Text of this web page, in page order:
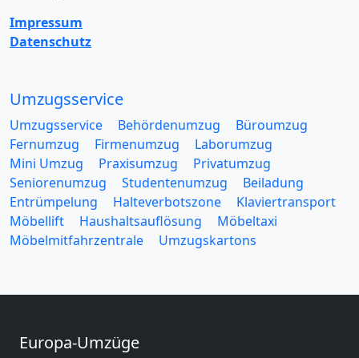
Impressum
Datenschutz
Umzugsservice
Umzugsservice Behördenumzug
Büroumzug
Fernumzug
Firmenumzug
Laborumzug
Mini Umzug
Praxisumzug
Privatumzug
Seniorenumzug
Studentenumzug
Beiladung
Entrümpelung
Halteverbotszone
Klaviertransport
Möbellift
Haushaltsauflösung
Möbeltaxi
Möbelmitfahrzentrale
Umzugskartons
Europa-Umzüge